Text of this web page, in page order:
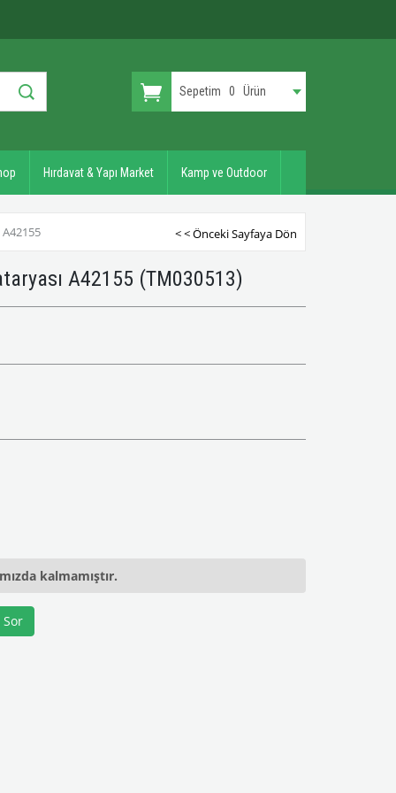
Sepetim 0 Ürün
Hırdavat & Yapı Market Kamp ve Outdoor
A42155 < < Önceki Sayfaya Dön
A42155 (TM030513)
kalmamıştır.
Sor